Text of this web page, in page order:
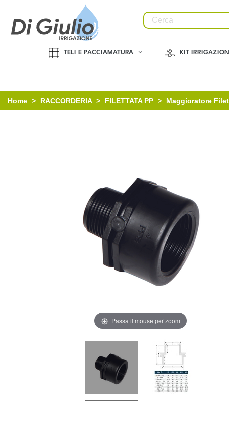
TELI E PACCIAMATURA KIT
Home > RACCORDERIA > FILETTATA PP > Maggioratore
Passa il mouse per zoom